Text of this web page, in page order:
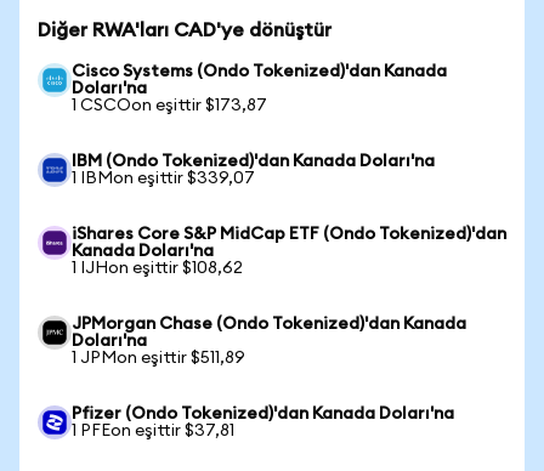
Diğer RWA'ları CAD'ye dönüştür
Cisco Systems (Ondo Tokenized)'dan Kanada
Doları'na
1 CSCOon eşittir $173,87
IBM (Ondo Tokenized)'dan Kanada Doları'na
1 IBMon eşittir $339,07
iShares Core S&P MidCap ETF (Ondo Tokenized)'dan
Kanada Doları'na
1 IJHon eşittir $108,62
JPMorgan Chase (Ondo Tokenized)'dan Kanada
Doları'na
1 JPMon eşittir $511,89
Pfizer (Ondo Tokenized)'dan Kanada Doları'na
1 PFEon eşittir $37,81